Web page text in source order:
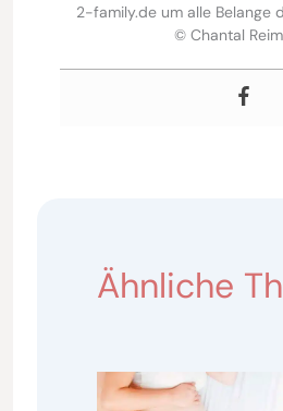
2-family.de um alle Belange
© Chantal
Ähnliche